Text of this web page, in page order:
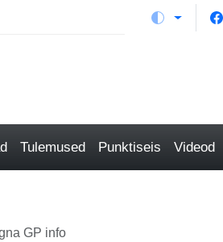
Tulemused Punktiseis Videod
GP info